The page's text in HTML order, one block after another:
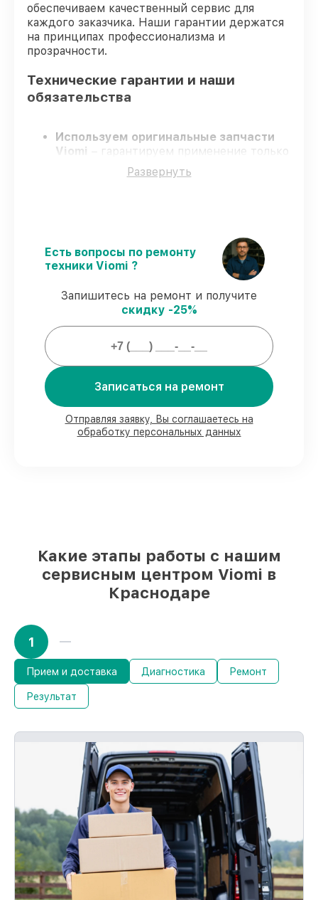
обеспечиваем качественный сервис для
каждого заказчика. Наши гарантии держатся
на принципах профессионализма и
прозрачности.
Технические гарантии и наши
обязательства
Используем оригинальные запчасти
Viomi
– гарантируем применение только
качественных комплектующих.
Квалифицированные инженеры
– ремонт
робота-пылесоса Viomi SE в оговоренные
сроки.
ремонтные услуги и комплектующие
защищены гарантийной поддержкой до
Мы гарантируем:
80%
присутствии
90%запчастей Viomi готовы к установке
Развернуть
Есть вопросы по ремонту
техники Viomi ?
Запишитесь на ремонт и получите
скидку -25%
Записаться на ремонт
Отправляя заявку, Вы соглашаетесь на
обработку персональных данных
Какие этапы работы с нашим
сервисным центром Viomi в
Краснодаре
1
Прием и доставка Диагностика Ремонт
Результат